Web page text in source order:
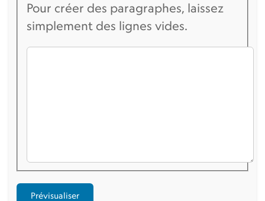
Pour créer des paragraphes, laissez
simplement des lignes vides.